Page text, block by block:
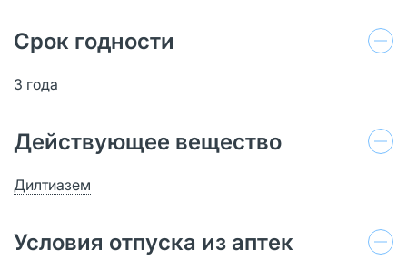
Срок годности
3 года
Действующее вещество
Дилтиазем
Условия отпуска из аптек